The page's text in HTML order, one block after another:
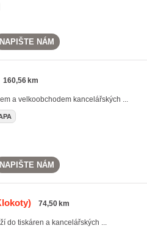
NAPIŠTE NÁM
160,56 km
a velkoobchodem kancelářských ...
NAPIŠTE NÁM
74,50 km
do tiskáren a kancelářských ...